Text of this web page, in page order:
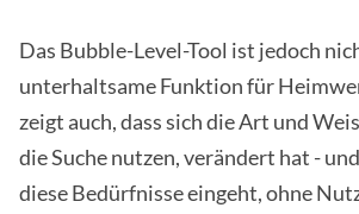
Das Bubble-Level-Tool ist jedoch
unterhaltsame Funktion für
zeigt auch, dass sich die Art und
die Suche nutzen, verändert hat -
diese Bedürfnisse eingeht, ohne